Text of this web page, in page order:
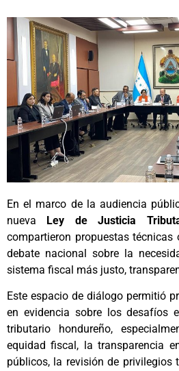
En el marco de la audiencia
nueva Ley de Justicia
compartieron propuestas técnicas
debate nacional sobre la
sistema fiscal más justo,
Este espacio de diálogo permitió
en evidencia sobre los desafíos
tributario hondureño,
equidad fiscal, la transparencia
públicos, la revisión de privilegios